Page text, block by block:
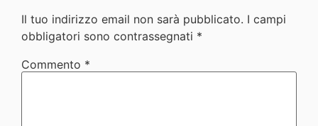
Il tuo indirizzo email non sarà pubblicato. I campi
obbligatori sono contrassegnati *
Commento *